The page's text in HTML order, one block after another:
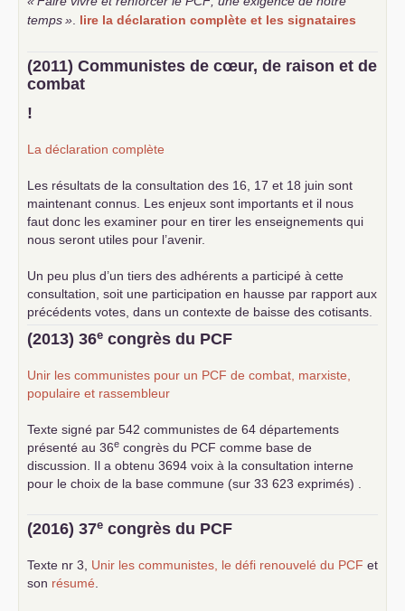
temps» lire la déclaration complète et les signataires
(2011) Communistes de cœur, de raison et de
combat
!
La déclaration complète
Les résultats de la consultation des 16, 17 et 18 juin sont
maintenant connus. Les enjeux sont importants et il nous
faut donc les examiner pour en tirer les enseignements qui
nous seront utiles pour l’avenir.
Un peu plus d’un tiers des adhérents a participé à cette
consultation, soit une participation en hausse par rapport aux
précédents votes, dans un contexte de baisse des cotisants.
... lire la suite
(2013) 36e congrès du PCF
Unir les communistes pour un PCF de combat, marxiste,
populaire et rassembleur
Texte signé par 542 communistes de 64 départements
présenté au 36e congrès du PCF comme base de
discussion. Il a obtenu 3694 voix à la consultation interne
pour le choix de la base commune (sur 33 623 exprimés) .
(2016) 37e congrès du PCF
Texte nr 3, Unir les communistes, le défi renouvelé du PCF et
son résumé